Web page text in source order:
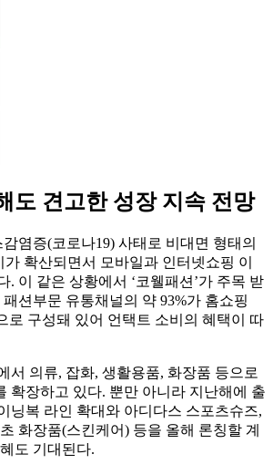
도 견고한 성장 지속 전망
염증(코로나19) 사태로 비대면 형태의
가 확산되면서 모바일과 인터넷쇼핑 이
. 이 같은 상황에서 ‘코웰패션’가 주목 받
션부문 유통채널의 약 93%가 홈쇼핑
로 구성돼 있어 언택트 소비의 혜택이 따
서 의류, 잡화, 생활용품, 화장품 등으로
확장하고 있다. 뿐만 아니라 지난해에 출
닝복 라인 확대와 아디다스 스포츠슈즈,
화장품(스킨케어) 등을 올해 론칭할 계
도 기대된다.